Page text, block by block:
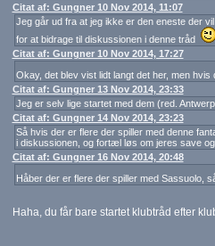
Citat af: Gungner 10 Nov 2014, 11:07
Jeg går ud fra at jeg ikke er den eneste der
for at bidrage til diskussionen i denne tråd
Citat af: Gungner 10 Nov 2014, 17:27
Okay, det blev vist lidt langt det her, men
Citat af: Gungner 13 Nov 2014, 23:33
Jeg er selv lige startet med dem (red.
Citat af: Gungner 14 Nov 2014, 23:23
Så hvis der er flere der spiller med denne
i diskussionen, og fortæl løs om jeres save
Citat af: Gungner 16 Nov 2014, 20:48
Håber der er flere der spiller med Sassuolo,
Haha, du får bare startet klubtråd efter